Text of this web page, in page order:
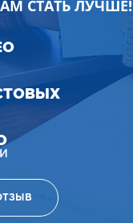
СТАТЬ ЛУЧШЕ!